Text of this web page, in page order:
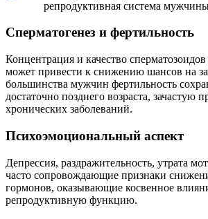
Сперматогенез и фертильность
Концентрация и качество
может привести к снижению шансов на
большинства мужчин фертильность
достаточно позднего возраста, зачастую
хронических заболеваний.
Психоэмоциональный аспект
Депрессия, раздражительность, утрата
часто сопровождающие признаки
гормонов, оказывающие косвенное
репродуктивную функцию.